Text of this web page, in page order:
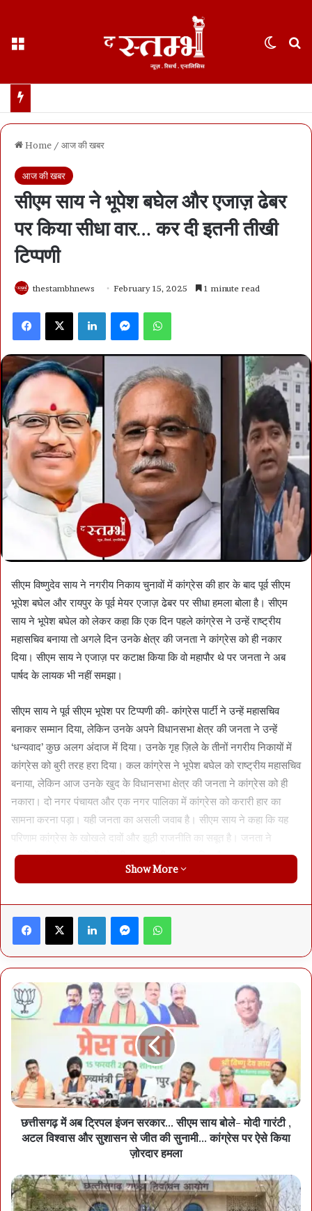
Home / आज की खबर
आज की खबर
सीएम साय ने भूपेश बघेल और एजाज़ ढेबर
पर किया सीधा वार… कर दी इतनी तीखी
टिप्पणी
thestambhnews February 15, 2025 1 minute read
Facebook X LinkedIn
सीएम विष्णुदेव साय ने नगरीय निकाय चुनावों में कांग्रेस की हार के बाद पूर्व सीएम
भूपेश बघेल और रायपुर के पूर्व मेयर एजाज़ ढेबर पर सीधा हमला बोला है। सीएम
साय ने भूपेश बघेल को लेकर कहा कि एक दिन पहले कांग्रेस ने उन्हें राष्ट्रीय
महासचिव बनाया तो अगले दिन उनके क्षेत्र की जनता ने कांग्रेस को ही नकार
दिया। सीएम साय ने एजाज़ पर कटाक्ष किया कि वो महापौर थे पर जनता ने अब
पार्षद के लायक भी नहीं समझा।
सीएम साय ने पूर्व सीएम भूपेश पर टिप्पणी की- कांग्रेस पार्टी ने उन्हें महासचिव
बनाकर सम्मान दिया, लेकिन उनके अपने विधानसभा क्षेत्र की जनता ने उन्हें
‘धन्यवाद’ कुछ अलग अंदाज में दिया। उनके गृह ज़िले के तीनों नगरीय निकायों में
कांग्रेस को बुरी तरह हरा दिया। कल कांग्रेस ने भूपेश बघेल को राष्ट्रीय महासचिव
बनाया, लेकिन आज उनके खुद के विधानसभा क्षेत्र की जनता ने कांग्रेस को ही
नकारा। दो नगर पंचायत और एक नगर पालिका में कांग्रेस को करारी हार का
सामना करना पड़ा। यही जनता का असली जवाब है। सीएम साय ने कहा कि यह
परिणाम कांग्रेस के खोखले दावों और झूठी राजनीति का सबूत है। जनता ने
कांग्रेस की गलत नीतियों को पूरी तरह अस्वीकार कर दिया है।
किया। उन्होंने कहा- हमने साहस दिखाया और जनता को प्रत्यक्ष मतदान का
अधिकार दिया। नतीजा यह हुआ कि जो कांग्रेस नेता पिछले चुनाव में इनडायरेक्ट
चुनाव से मेयर बने थे, वे इस बार पार्षद का चुनाव भी नहीं जीत सके।पिछले चुनाव में
चुनाव जीतने लायक़ भी नहीं छोड़ा। यही लोकतंत्र की असली जीत है।
Show More
Facebook X LinkedIn
छत्तीसगढ़ में अब ट्रिपल इंजन सरकार… सीएम साय बोले- मोदी गारंटी ,
अटल विश्वास और सुशासन से जीत की सुनामी… कांग्रेस पर ऐसे किया
ज़ोरदार हमला